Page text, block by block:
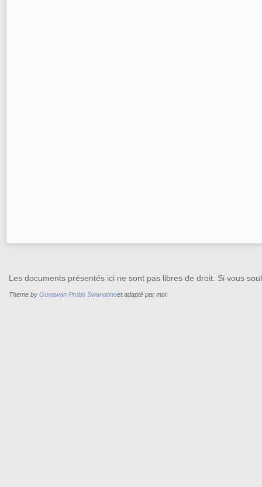
Les documents présentés ici ne sont pas libres de droit. Si vous
Theme by Gunawan Probo Swandonoet adapté par moi.